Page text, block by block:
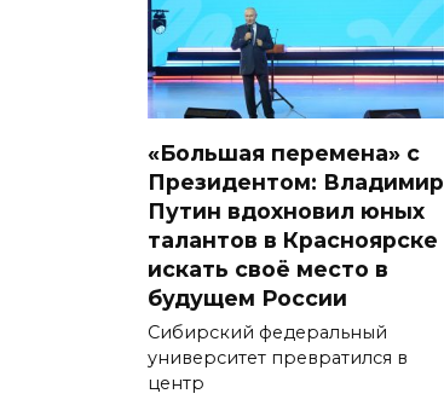
«Большая перемена» с
Президентом: Владимир
Путин вдохновил юных
талантов в Красноярске
искать своё место в
будущем России
Сибирский федеральный
университет превратился в
центр